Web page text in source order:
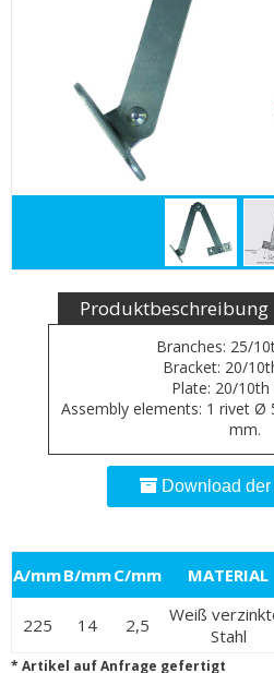
Produktbeschreibung
Branches: 25/
Bracket: 20/
Plate: 20/10th
Assembly elements: 1 rivet
mm.
Download der
A/mmB/mmC/mm MATERIAL
225
14 2,5
Weiß
Stahl
* Artikel auf Anfrage gefertigt